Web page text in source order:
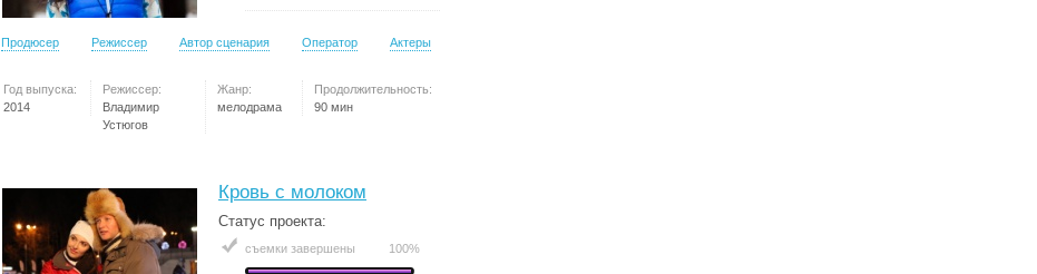
Продюсер Режиссер Автор сценария Оператор Актеры
Год выпуска:
2014
Режиссер:
Владимир
Устюгов
Жанр:
мелодрама
Продолжительность:
90 мин
Кровь с молоком
Статус проекта:
съемки завершены 100%